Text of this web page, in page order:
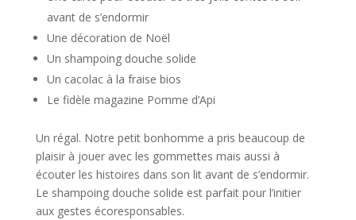
avant de s’endormir
Une décoration de Noël
Un shampoing douche solide
Un cacolac à la fraise bios
Le fidèle magazine Pomme d’Api
Un régal. Notre petit bonhomme a pris beaucoup de
plaisir à jouer avec les gommettes mais aussi à
écouter les histoires dans son lit avant de s’endormir.
Le shampoing douche solide est parfait pour l’initier
aux gestes écoresponsables.